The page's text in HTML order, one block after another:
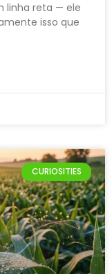
linha reta — ele
isso que
CURIOSITIES